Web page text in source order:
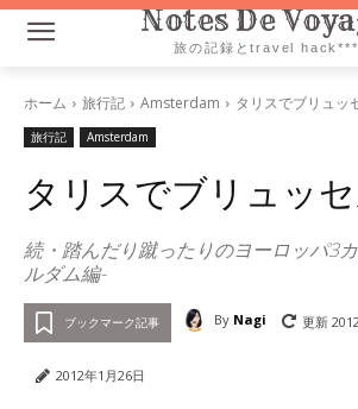
Notes De
旅の記録とtravel hack***
ホーム 旅行記 Amsterdam タリスでブリュッ
旅行記 Amsterdam
タリスでブリュッ
続・踏んだり蹴ったりのヨーロッパ3
ルダム編-
ブックマーク記事 By Nagi 更新
2012年1月26日